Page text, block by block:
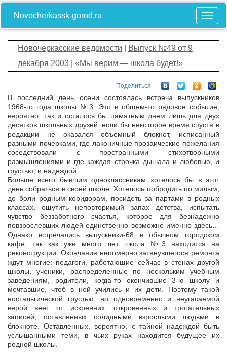
Novocherkassk-gorod.ru
Новочеркасские ведомости
Выпуск №49 от 9
декабря 2003 | «Мы верим — школа будет!»
Поделиться
В последний день осени состоялась встреча выпускников
1968-го года школы №3. Это в общем-то рядовое событие,
вероятно, так и осталось бы памятным днем лишь для двух
десятков школьных друзей, если бы некоторое время спустя в
редакции не оказался объемный блокнот, исписанный
разными почерками, где лаконичные прозаические пожелания
соседствовали с пространными стихотворными
размышлениями и где каждая строчка дышала и любовью, и
грустью, и надеждой.
Больше всего бывшим одноклассникам хотелось бы в этот
день собраться в своей школе. Хотелось побродить по милым,
до боли родным коридорам, посидеть за партами в родных
классах, ощутить неповторимый запах детства, испытать
чувство беззаботного счастья, которое для безнадежно
повзрослевших людей единственно возможно именно здесь…
Однако встречались выпускники-68 в обычном городском
кафе, так как уже много лет школа №3 находится на
реконструкции. Окончания непомерно затянувшегося ремонта
ждут многие: педагоги, работающие сейчас в стенах другой
школы, ученики, распределенные по нескольким учебным
заведениям, родители, когда-то окончившие 3-ю школу и
мечтавшие, чтоб в ней учились и их дети. Поэтому такой
ностальгической грустью, но одновременно и неугасаемой
верой веет от искренних, откровенных и трогательных
записей, оставленных солидными взрослыми людьми в
блокноте. Оставленных, вероятно, с тайной надеждой быть
услышанными теми, в чьих руках находится будущее их
родной школы.